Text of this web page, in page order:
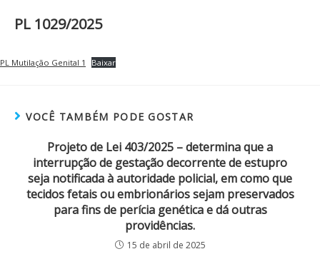
PL 1029/2025
PL Mutilação Genital 1 Baixar
VOCÊ TAMBÉM PODE GOSTAR
Projeto de Lei 403/2025 – determina que a
interrupção de gestação decorrente de estupro
seja notificada à autoridade policial, em como que
tecidos fetais ou embrionários sejam preservados
para fins de perícia genética e dá outras
providências.
15 de abril de 2025